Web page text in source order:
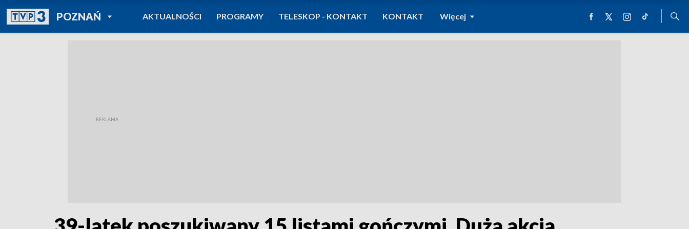
POZNAŃPOWRÓT DO
TVP REGIONY
AKTUALNOŚCI PROGRAMY TELESKOP - KONTAKT KONTAKT Więcej